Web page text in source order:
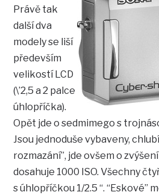
Právě tak
další dva
modely se liší
především
velikostí LCD
(\’2,5 a 2 palce
úhlopříčka).
Opět jde o sedmimego s
Jsou jednoduše vybaveny,
rozmazání”, jde ovšem o
dosahuje 1000 ISO. Všechny
s úhlopříčkou 1/2.5 “. “Eskové”